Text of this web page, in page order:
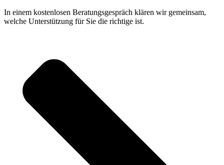
In einem kostenlosen Beratungsgespräch klären wir gemeinsam,
welche Unterstützung für Sie die richtige ist.